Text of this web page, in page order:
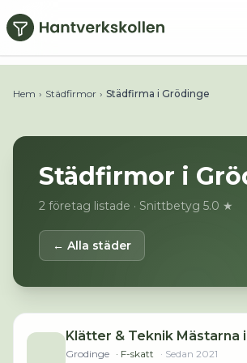
Hoppa till huvudinnehåll
Hem › Städfirmor › Städfirma i Grödinge
Städfirmor i
2 företag listade · Snittbetyg 5.0 ★
← Alla städer
Grodinge · F-skatt · Sedan 2021